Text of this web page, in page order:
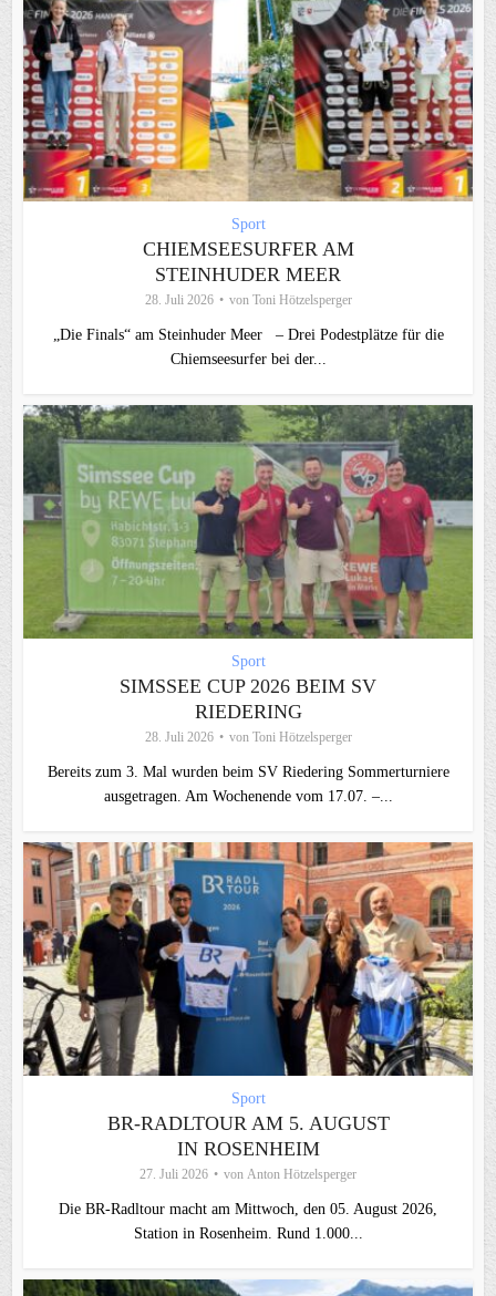
Sport
CHIEMSEESURFER AM
STEINHUDER MEER
28. Juli 2026 von Toni Hötzelsperger
„Die Finals“ am Steinhuder Meer – Drei Podestplätze für die
Chiemseesurfer bei der...
Sport
SIMSSEE CUP 2026 BEIM SV
RIEDERING
28. Juli 2026 von Toni Hötzelsperger
Bereits zum 3. Mal wurden beim SV Riedering Sommerturniere
ausgetragen. Am Wochenende vom 17.07. –...
Sport
BR-RADLTOUR AM 5. AUGUST
IN ROSENHEIM
27. Juli 2026 von Anton Hötzelsperger
Die BR-Radltour macht am Mittwoch, den 05. August 2026,
Station in Rosenheim. Rund 1.000...